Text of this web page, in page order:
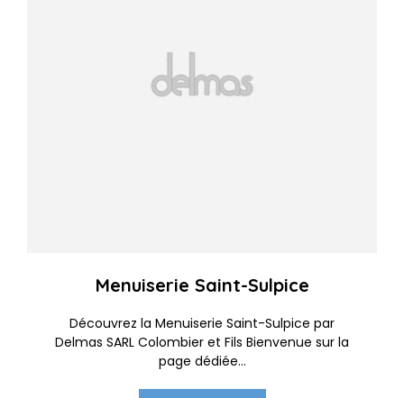
Menuiserie Saint-Sulpice
Découvrez la Menuiserie Saint-Sulpice par
Delmas SARL Colombier et Fils Bienvenue sur la
page dédiée...